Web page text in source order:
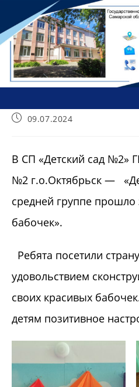
содержимому
Запись09.07.2024
В СП «Детский сад
№2 г.о.Октябрьск —
средней группе прошло
бабочек».
Ребята посетили
удовольствием
своих красивых
детям позитивное